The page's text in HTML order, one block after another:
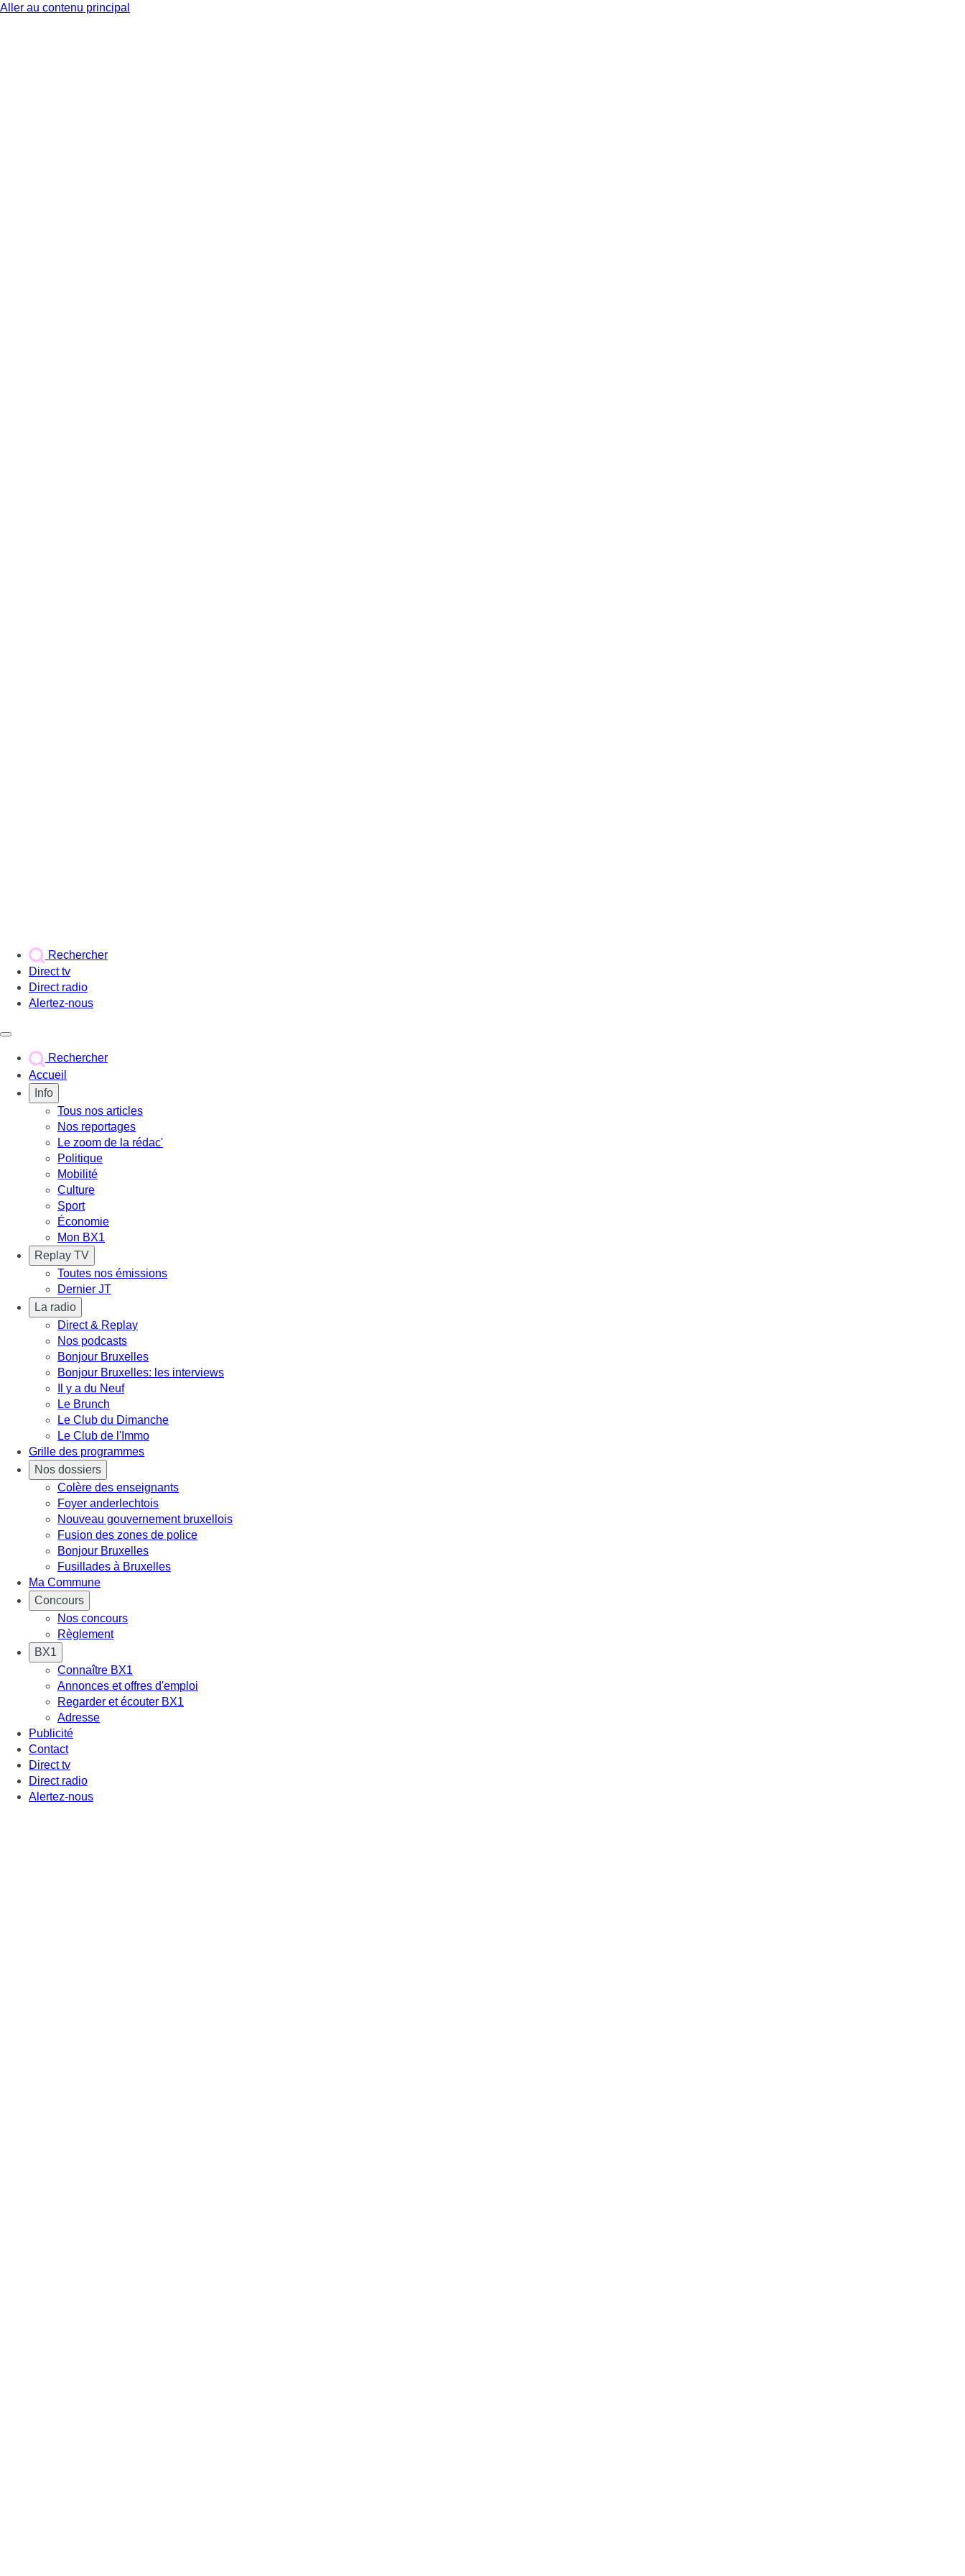
Aller au contenu principal
Rechercher
Direct tv
Direct radio
Alertez-nous
Rechercher
Accueil
Info
Tous nos articles
Nos reportages
Le zoom de la rédac'
Politique
Mobilité
Culture
Sport
Économie
Mon BX1
Replay TV
Toutes nos émissions
Dernier JT
La radio
Direct & Replay
Nos podcasts
Bonjour Bruxelles
Bonjour Bruxelles: les interviews
Il y a du Neuf
Le Brunch
Le Club du Dimanche
Le Club de l'Immo
Grille des programmes
Nos dossiers
Colère des enseignants
Foyer anderlechtois
Nouveau gouvernement bruxellois
Fusion des zones de police
Bonjour Bruxelles
Fusillades à Bruxelles
Ma Commune
Concours
Nos concours
Règlement
BX1
Connaître BX1
Annonces et offres d'emploi
Regarder et écouter BX1
Adresse
Publicité
Contact
Direct tv
Direct radio
Alertez-nous